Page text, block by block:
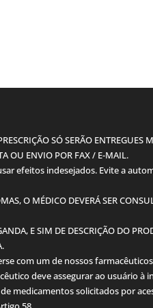
SÓ SERÃO ENTREGUES
OU ENVIO POR FAX / E-MAIL.
efeitos indesejados. Evite a
O MÉDICO DEVERÁ SER
E SIM DE DESCRIÇÃO DO
com um de nossos
deve assegurar ao usuário à
medicamentos solicitados por